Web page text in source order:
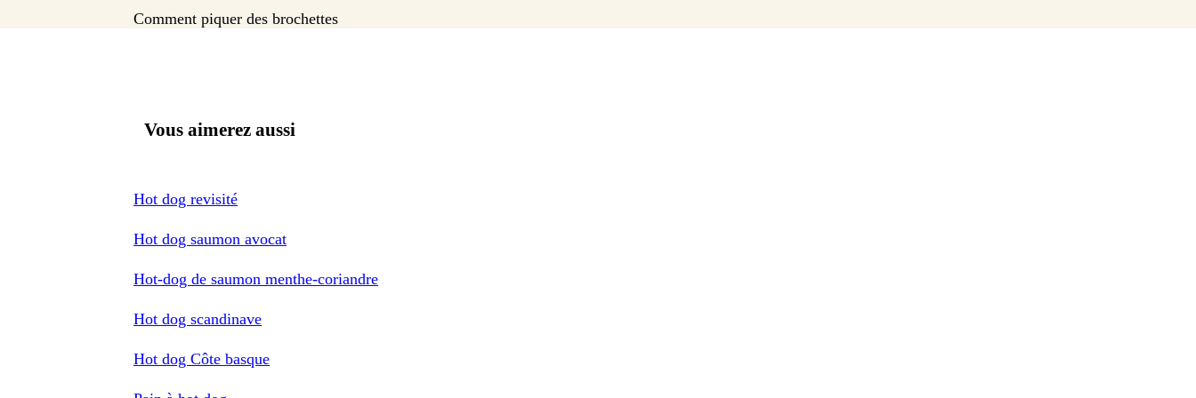
Comment piquer des brochettes
Vous aimerez aussi
Hot dog revisité
Hot dog saumon avocat
Hot-dog de saumon menthe-coriandre
Hot dog scandinave
Hot dog Côte basque